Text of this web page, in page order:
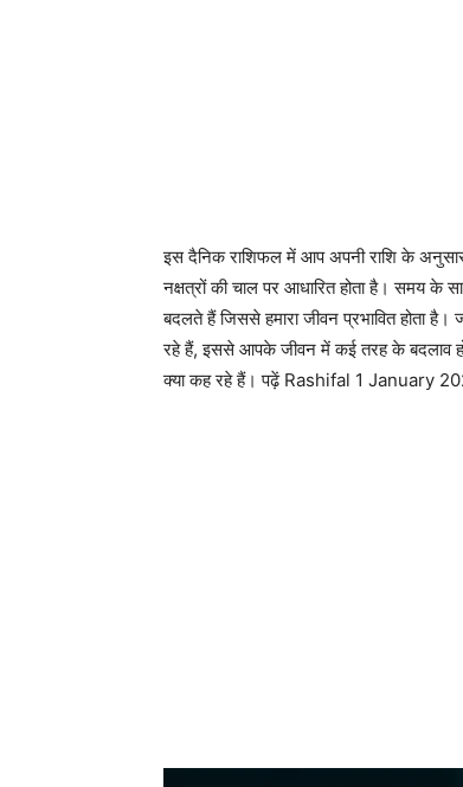
इस दैनिक राशिफल में आप अपनी राशि के
नक्षत्रों की चाल पर आधारित होता है। समय के
बदलते हैं जिससे हमारा जीवन प्रभावित होता
रहे हैं, इससे आपके जीवन में कई तरह के बदलाव
क्या कह रहे हैं। पढ़ें Rashifal 1 January